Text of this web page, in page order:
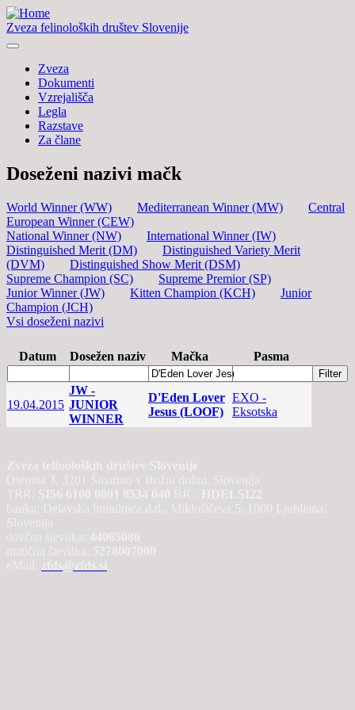
Zveza felinoloških društev Slovenije
Zveza
Dokumenti
Vzrejališča
Legla
Razstave
Za člane
Doseženi nazivi mačk
World Winner (WW) Mediterranean Winner (MW)
Central
European Winner (CEW)
National Winner (NW)
International Winner (IW)
Distinguished Merit (DM)
Distinguished Variety Merit
(DVM)
Distinguished Show Merit (DSM)
Supreme Champion (SC)
Supreme Premior (SP)
Junior Winner (JW)
Kitten Champion (KCH)
Junior
Champion (JCH)
Vsi doseženi nazivi
Datum Dosežen naziv Mačka Pasma
19.04.2015
JW -
JUNIOR
WINNER
D'Eden Lover
Jesus (LOOF)
EXO -
Eksotska